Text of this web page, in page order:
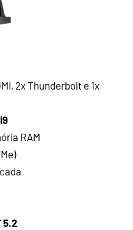
2x Thunderbolt e 1x
RAM
5.2